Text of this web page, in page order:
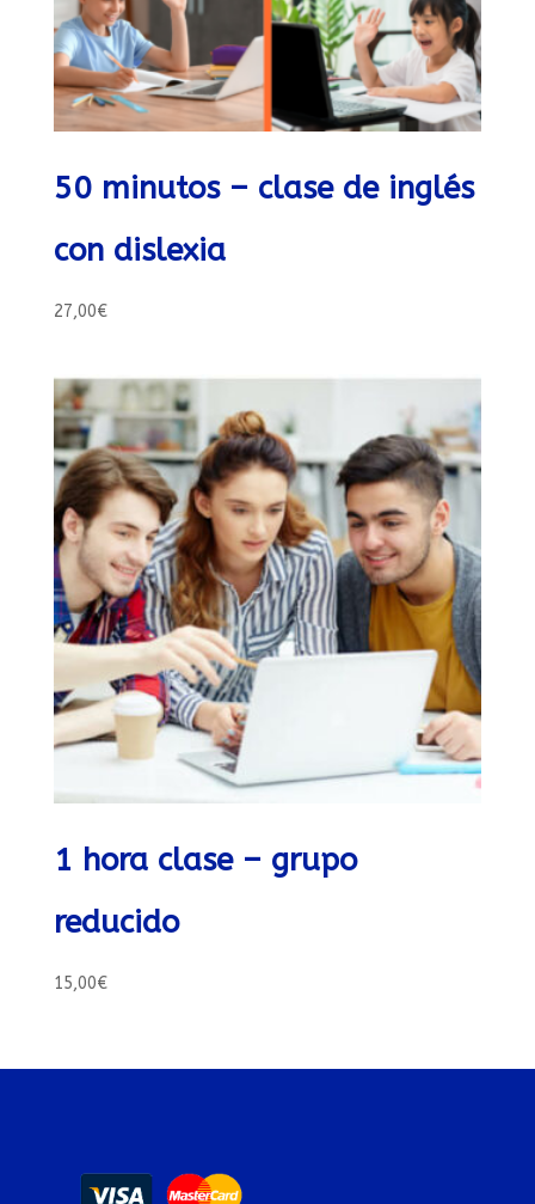
50 minutos – clase de inglés
con dislexia
27,00€
1 hora clase – grupo
reducido
15,00€